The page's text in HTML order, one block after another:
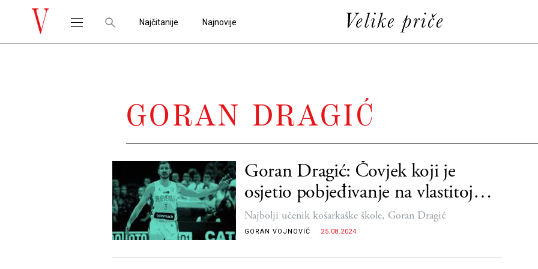
Najčitanije Najnovije
GORAN DRAGIĆ
Goran Dragić: Čovjek koji je
osjetio pobjeđivanje na vlastitoj
koži
Najbolji učenik košarkaške škole, Goran Dragić
GORAN VOJNOVIĆ 25.08.2024.